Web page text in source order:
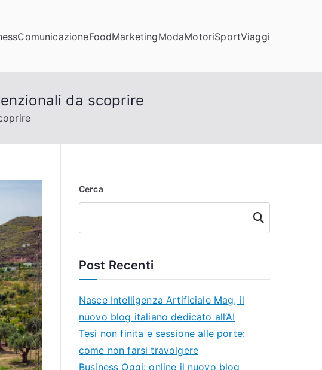
ComunicazioneFoodMarketingModaMotoriSportViaggi
da scoprire
Cerca
Cerca
Post Recenti
Nasce Intelligenza Artificiale Mag, il
nuovo blog italiano dedicato all’AI
Tesi non finita e sessione alle porte:
come non farsi travolgere
Business Oggi: online il nuovo blog